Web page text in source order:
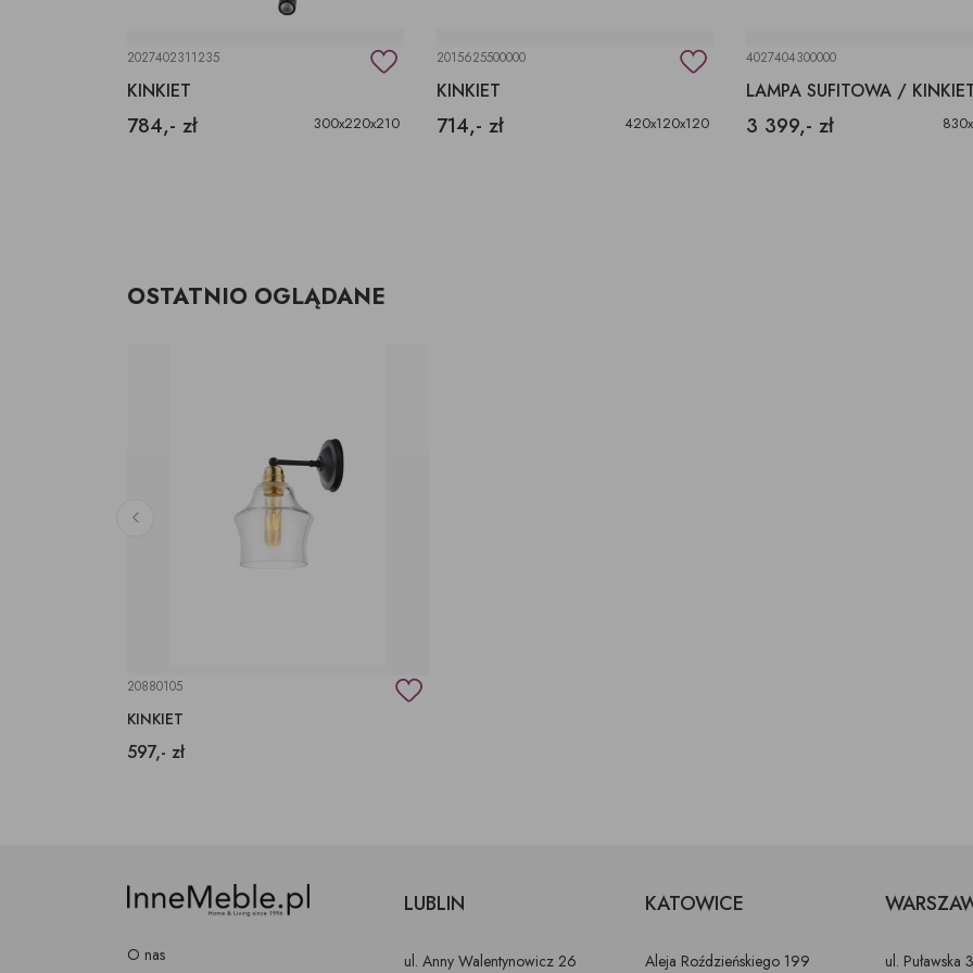
2027402311235
KINKIET
784,- zł 300x220x210
2015625500000
KINKIET
714,- zł 420x120x120
4027404300000
LAMPA SUFITOWA /
3 399,- zł
OSTATNIO OGLĄDANE
20880105
KINKIET
597,- zł
O nas
LUBLIN
ul. Anny Walentynowicz 26
KATOWICE
Aleja Roździeńskiego 199 ul. Puławska